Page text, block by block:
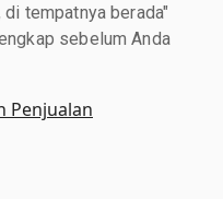
tempatnya berada"
sebelum Anda
Penjualan